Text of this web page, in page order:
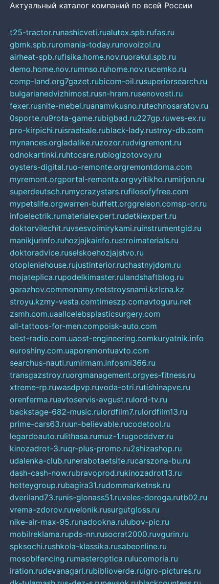
Актуальный каталог компаний по всей России
t25-tractor.runashicveti.rualutex.spb.rufas.ru
gbmk.spb.ruromania-today.runovoizol.ru
airheat-spb.rufisika.home.nov.ruorakul.spb.ru
demo.home.nov.rumnso.ruhome.nov.rucemko.ru
comp-land.org7gazet.rubicom-oil.rusuperiorsearch.ru
bulgarianedvizhimost.rusn-hram.rusenovosti.ru
fexer.rusnite-mebel.ruanamvkusno.rutechnosaratov.ru
0sporte.ru9rota-game.rubigbad.ru227gp.ruwes-ex.ru
pro-kirpichi.ruisraelsale.rublack-lady.rustroy-db.com
mynances.orgladalike.ruzozor.rudvigremont.ru
odnokartinki.ruhtccare.rublogizotovoy.ru
oysters-digital.ruo-remonte.orgremontdoma.com
myremont.orgportal-remonta.orgvyitikho.rumirjon.ru
superdeutsch.rumycrazystars.rufilosofyfree.com
mypetslife.orgwarren-buffett.orggreleon.comsp-or.ru
infoelectrik.rumaterialexpert.rudetkiexpert.ru
doktorvilechit.ruvsesvoimirykami.ruinstrumentgid.ru
manikjurinfo.ruhozjajkainfo.rustroimaterials.ru
doktoradvice.ruselskoehozjajstvo.ru
otopleniehouse.rujustinterior.ruchastnyjdom.ru
mojateplica.rupodelkimaster.rulandshaftblog.ru
garazhov.commonamy.netstroysnami.kzlcna.kz
stroyu.kzmy-vesta.comtimeszp.comavtoguru.net
zsmh.com.uaallcelebsplasticsurgery.com
all-tattoos-for-men.compoisk-auto.com
best-radio.com.uaost-engineering.comkuryatnik.info
euroshiny.com.uaporemontuavto.com
searchus-nauti.rumirmam.infosmi366.ru
transgazstroy.ruorgmanagement.orgyes-fitness.ru
xtreme-rp.ruwasdpvp.ruvoda-otri.rutishinapve.ru
orenferma.ruavtoservis-avgust.rulord-tv.ru
backstage-682-music.rulordfilm7.rulordfilm13.ru
prime-cars63.ruun-believable.rucodetool.ru
legardoauto.rulithasa.rumuz-1.rugooddver.ru
kinozadrot-3.ruqr-plus-promo.ru2shizashop.ru
udalenka-club.runerabotaetsite.rucarszona-bu.ru
dash-cash-now.rubravoprod.rukinozadrot13.ru
hotteygroup.rubagira31.rudommarketnsk.ru
dveriland73.runis-glonass51.ruveles-doroga.rutb02.ru
vrema-zdorov.ruvelonik.rusurgutgloss.ru
nike-air-max-95.runadookna.rulubov-pic.ru
mobilreklama.rupds-nn.rusocrat2000.ruvgurin.ru
spksochi.rushkola-klassika.rusabeonline.ru
mosoblfencing.rumasteroptica.rulucomoria.ru
iration.rudevanagari.rubiblioverde.ruigro-pictures.ru